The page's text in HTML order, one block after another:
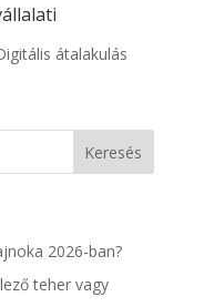
átalakulás
2026-ban?
teher vagy